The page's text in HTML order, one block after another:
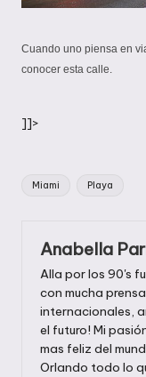
Cuando uno piensa en
conocer esta calle.
]]>
Etiquetas:
Miami Playa
Anabella
Alla por los 90's
con mucha
internacionales,
el futuro! Mi
mas feliz del
Orlando todo lo